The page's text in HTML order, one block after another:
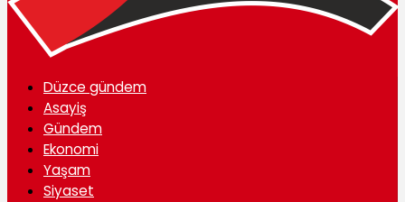
Düzce gündem
Asayiş
Gündem
Ekonomi
Yaşam
Siyaset